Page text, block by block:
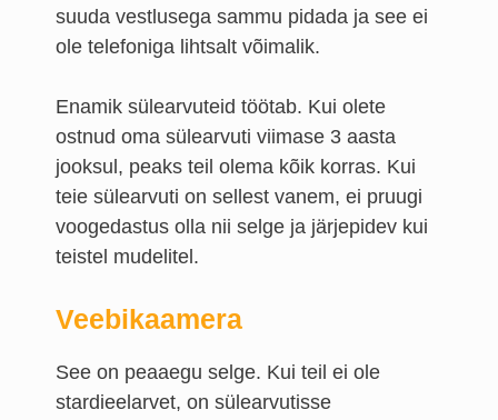
suuda vestlusega sammu pidada ja see ei
ole telefoniga lihtsalt võimalik.
Enamik sülearvuteid töötab. Kui olete
ostnud oma sülearvuti viimase 3 aasta
jooksul, peaks teil olema kõik korras. Kui
teie sülearvuti on sellest vanem, ei pruugi
voogedastus olla nii selge ja järjepidev kui
teistel mudelitel.
Veebikaamera
See on peaaegu selge. Kui teil ei ole
stardieelarvet, on sülearvutisse